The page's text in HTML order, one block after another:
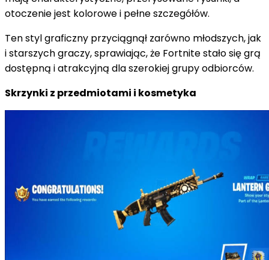
otoczenie jest kolorowe i pełne szczegółów.
Ten styl graficzny przyciągnął zarówno młodszych, jak
i starszych graczy, sprawiając, że Fortnite stało się grą
dostępną i atrakcyjną dla szerokiej grupy odbiorców.
Skrzynki z przedmiotami i kosmetyka